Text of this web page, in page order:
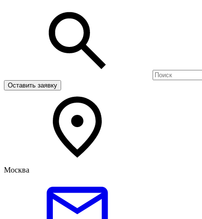
Оставить заявку
Москва